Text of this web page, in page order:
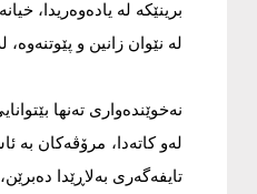
برینێکە لە یادەوەریدا،
لە نێوان زانین و
نەخوێندەواری تەنها
لەو کاتەدا، مرۆڤەکان بە
تایفەگەری بەلاڕێدا